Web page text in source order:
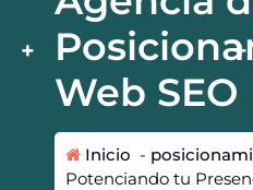
Web SEO
Inicio -
Potenciando tu